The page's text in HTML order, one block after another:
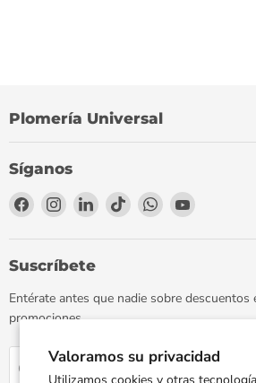
Valoramos su privacidad
Plomería Universal
Síganos
Encuéntrenos
Facebook
Encuéntrenos
Instagram
Encuéntrenos
LinkedIn
Encuéntrenos
TikTok
Encuéntrenos
WhatsApp
YouTube
Suscríbete
Entérate antes que nadie sobre descuentos
promociones.
Correo electrónico